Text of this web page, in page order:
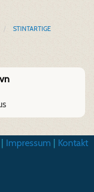
STINTARTIGE
| Impressum | Kontakt